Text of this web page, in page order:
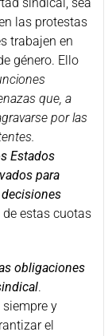
las protestas
trabajen en
género. Ello
que, a
por las
Estados
para
de estas cuotas
obligaciones
.
siempre y
el